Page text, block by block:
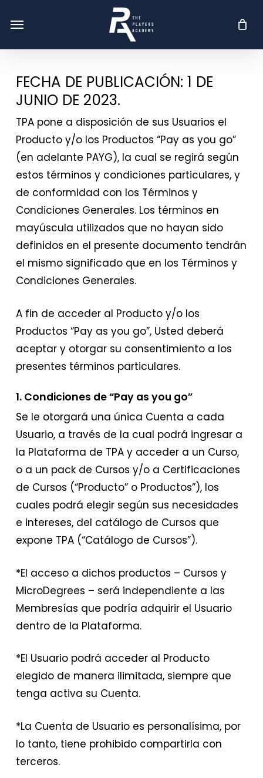
Menu
FECHA DE PUBLICACIÓN: 1 DE
JUNIO DE 2023.
TPA pone a disposición de sus Usuarios el
Producto y/o los Productos “Pay as you go”
(en adelante PAYG), la cual se regirá según
estos términos y condiciones particulares, y
de conformidad con los Términos y
Condiciones Generales. Los términos en
mayúscula utilizados que no hayan sido
definidos en el presente documento tendrán
el mismo significado que en los Términos y
Condiciones Generales.
A fin de acceder al Producto y/o los
Productos “Pay as you go”, Usted deberá
aceptar y otorgar su consentimiento a los
presentes términos particulares.
1. Condiciones de “Pay as you go”
Se le otorgará una única Cuenta a cada
Usuario, a través de la cual podrá ingresar a
la Plataforma de TPA y acceder a un Curso,
o a un pack de Cursos y/o a Certificaciones
de Cursos (“Producto” o Productos”), los
cuales podrá elegir según sus necesidades
e intereses, del catálogo de Cursos que
expone TPA (“Catálogo de Cursos”).
*El acceso a dichos productos – Cursos y
MicroDegrees – será independiente a las
Membresías que podría adquirir el Usuario
dentro de la Plataforma.
*El Usuario podrá acceder al Producto
elegido de manera ilimitada, siempre que
tenga activa su Cuenta.
*La Cuenta de Usuario es personalísima, por
lo tanto, tiene prohibido compartirla con
terceros.